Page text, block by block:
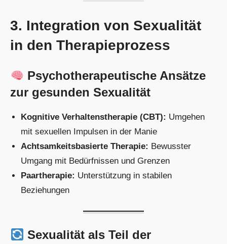
3. Integration von Sexualität
in den Therapieprozess
Psychotherapeutische Ansätze
zur gesunden Sexualität
Kognitive Verhaltenstherapie (CBT): Umgehen
mit sexuellen Impulsen in der Manie
Achtsamkeitsbasierte Therapie: Bewusster
Umgang mit Bedürfnissen und Grenzen
Paartherapie: Unterstützung in stabilen
Beziehungen
Sexualität als Teil der